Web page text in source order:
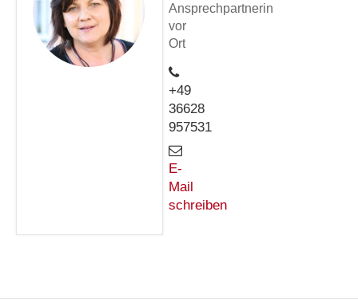
Ansprechpartnerin
vor
Ort
+49
36628
957531
E-
Mail
schreiben